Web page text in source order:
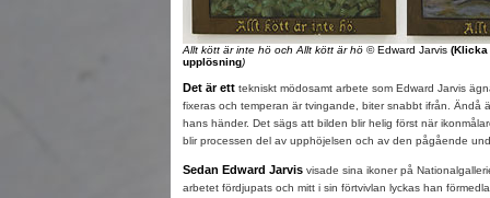
Allt kött är inte hö och Allt kött är hö © Edward Jarvis (Klicka
upplösning)
Det är ett tekniskt mödosamt arbete som Edward Jarvis
fixeras och temperan är tvingande, biter snabbt ifrån. Ändå
hans händer. Det sägs att bilden blir helig först när
blir processen del av upphöjelsen och av den pågående
Sedan Edward Jarvis visade sina ikoner på
arbetet fördjupats och mitt i sin förtvivlan lyckas han